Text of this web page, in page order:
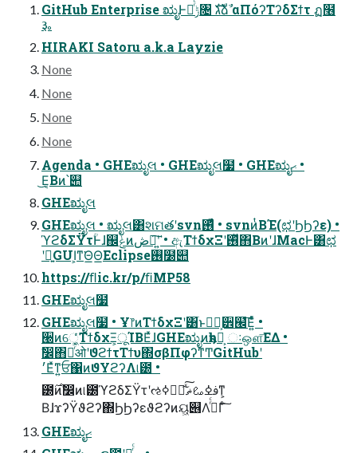
GitHub Enterprise ಋೖͰมͬͨݱ৔ גࣜձࣾ αΠόʔΤʔδΣϯτ ฏ໦
૱
HIRAKI Satoru a.k.a Layzie
None
None
None
None
Agenda • GHEಋೖલ • GHEಋೖલ໷ • GHEಋೖޙ •
͜Ε͔Βͷ՝୊
GHEಋೖલ
GHEಋೖલ • ಋೖલ͸શମతʹsvn࢖ͬͯͨ • svnͷͭΒΈ(ಛʹϦϦʔε) •
ϓϩδΣΫτؒͰɺ஌ݟͷڞ༗͠ʹ͍͘ • ඇΤϯδχΞʹ࢖ͬͯ΋Β͏ͷʹɺMacͰ͸ಛ
ʹྑ͍GUI͕ͳ͘Θ͟Θ͟Eclipse࢖͏໰୊
https://ﬂic.kr/p/ﬁMP58
GHEಋೖલ໷
GHEಋೖલ໷ • Ұ෦ͷΤϯδχΞʹ͸ׂͱಋೖ͕੾๬͞Ε͍ͯͨ •
੠ͷେ͖͔ͬͨΤϯδχΞ͕ूΊΒΕͯɺGHEಋೖͷҕһձ͕ ઃஔ͞ΕΔ •
ࣗ෼΋ೖͬͯओʹϑϩϯτΤϯυ΍σβΠφʔͳͲGitHubʹ
׳Εͯͳ͍ਓ΁ͷϑΥϩʔΛ୲౰ •
౰࣌ͷࣗ෼ͷ୲౰ϓϩδΣΫτʹઌߦಋೖͯ͠ࢼߦࡨޡ͠ͳ͕
ΒɺϫʔΫϑϩʔ΍ϦϦʔεϑϩʔͷୟ͖୆Λ࡞ͬͨΓͨ͠
GHEಋೖޙ